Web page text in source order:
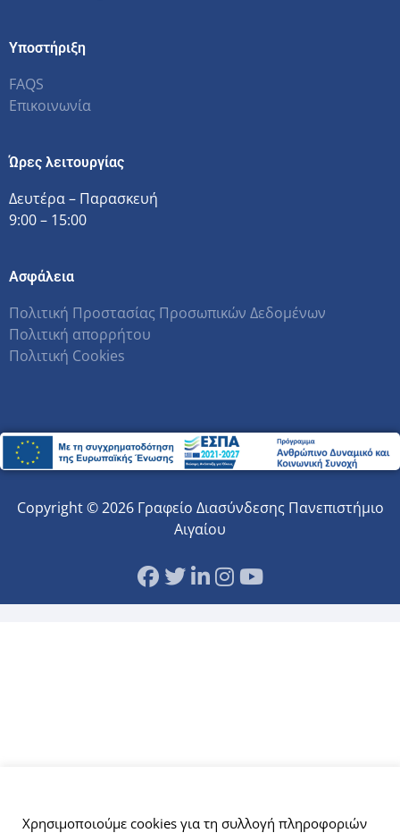
Υποστήριξη
FAQS
Επικοινωνία
Ώρες λειτουργίας
Δευτέρα – Παρασκευή
9:00 – 15:00
Ασφάλεια
Πολιτική Προστασίας Προσωπικών Δεδομένων
Πολιτική απορρήτου
Πολιτική Cookies
Copyright © 2026 Γραφείο Διασύνδεσης Πανεπιστήμιο
Αιγαίου
Χρησιμοποιούμε cookies για τη συλλογή πληροφοριών